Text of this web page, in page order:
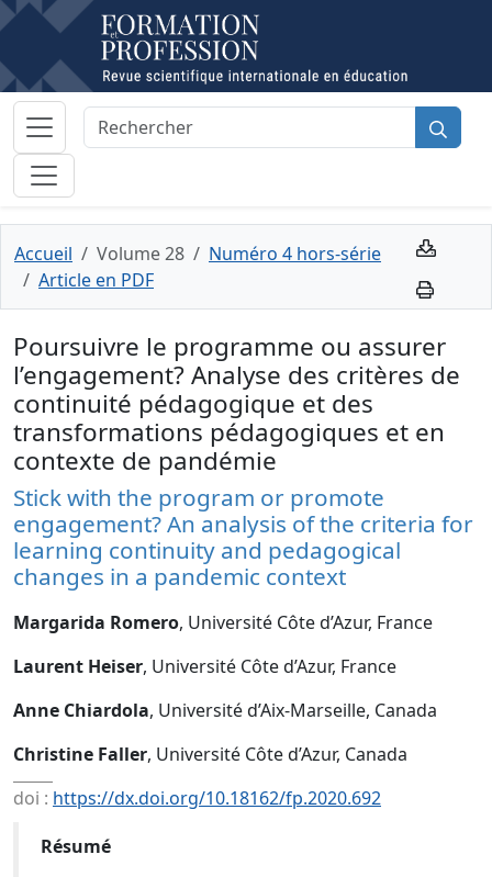
Accueil Volume 28
Numéro 4 hors-série
Article en PDF
Poursuivre le programme ou assurer
l’engagement? Analyse des critères de
continuité pédagogique et des
transformations pédagogiques et en
contexte de pandémie
Stick with the program or promote
engagement? An analysis of the criteria for
learning continuity and pedagogical
changes in a pandemic context
Margarida Romero, Université Côte d’Azur, France
Laurent Heiser, Université Côte d’Azur, France
Anne Chiardola, Université d’Aix-Marseille, Canada
Christine Faller, Université Côte d’Azur, Canada
doi : https://dx.doi.org/10.18162/fp.2020.692
Résumé